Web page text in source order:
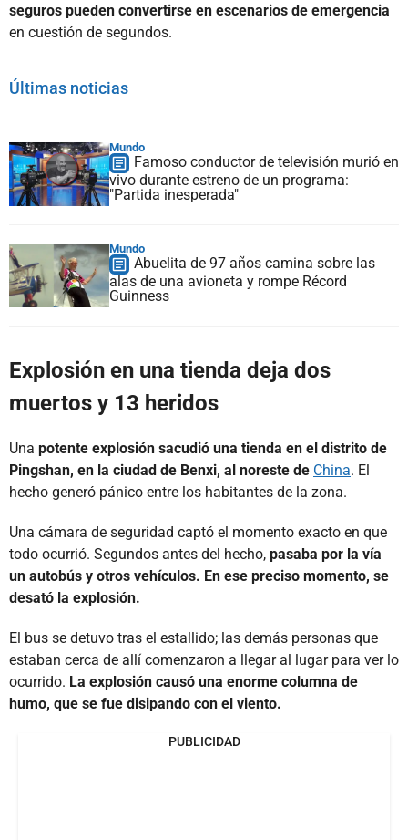
seguros pueden convertirse en escenarios de emergencia
en cuestión de segundos.
Últimas noticias
Mundo
Famoso conductor de televisión murió en
vivo durante estreno de un programa:
"Partida inesperada"
Mundo
Abuelita de 97 años camina sobre las
alas de una avioneta y rompe Récord
Guinness
Explosión en una tienda deja dos
muertos y 13 heridos
Una potente explosión sacudió una tienda en el distrito de
Pingshan, en la ciudad de Benxi, al noreste de China. El
hecho generó pánico entre los habitantes de la zona.
Una cámara de seguridad captó el momento exacto en que
todo ocurrió. Segundos antes del hecho, pasaba por la vía
un autobús y otros vehículos. En ese preciso momento, se
desató la explosión.
El bus se detuvo tras el estallido; las demás personas que
estaban cerca de allí comenzaron a llegar al lugar para ver lo
ocurrido. La explosión causó una enorme columna de
humo, que se fue disipando con el viento.
PUBLICIDAD